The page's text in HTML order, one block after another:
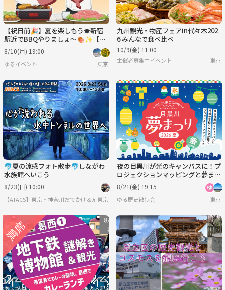
【祝日前🎉】夏を楽しもう☀️新宿
駅近でBBQやりましょ～🍖✨【平
成生まれ】
8/10(月) 19:00
ゆるイベント 東京
九州観光・物産フェアin代々木202
6 みんなで食べ比べ
10/9(金) 11:00
主催者募集中イベント 東京
🐬夏の涼感フォト散歩🐬しながわ
水族館へいこう
8/23(日) 10:00
【ATACS】東京・神奈川おでかけ＆友達づくり｜20代30代中心
東京
夜の目黒川が光のキャンバスに！プ
ロジェクションマッピングと夢まつ
りを楽しむショートイベント
8/21(金) 19:15
ゆる歴史散歩会 東京